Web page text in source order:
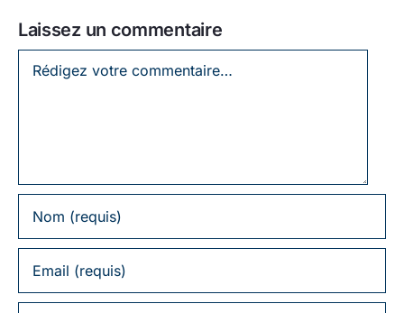
Laissez un commentaire
Laissez